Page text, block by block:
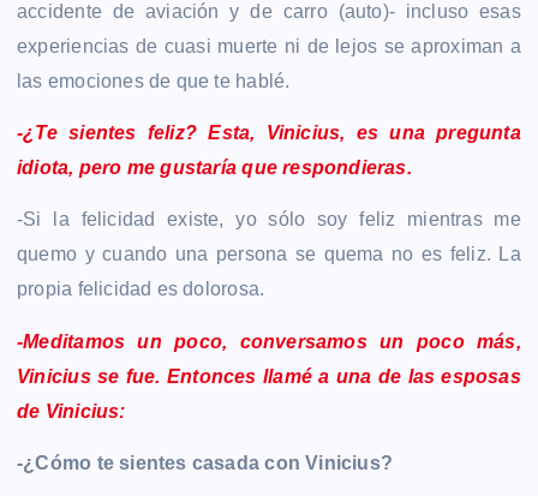
accidente de aviación y de carro (auto)- incluso esas
experiencias de cuasi muerte ni de lejos se aproximan a
las emociones de que te hablé.
-¿Te sientes feliz? Esta, Vinicius, es una pregunta
idiota, pero me gustaría que respondieras.
-Si la felicidad existe, yo sólo soy feliz mientras me
quemo y cuando una persona se quema no es feliz. La
propia felicidad es dolorosa.
-Meditamos un poco, conversamos un poco más,
Vinicius se fue. Entonces llamé a una de las esposas
de Vinicius:
-¿Cómo te sientes casada con Vinicius?